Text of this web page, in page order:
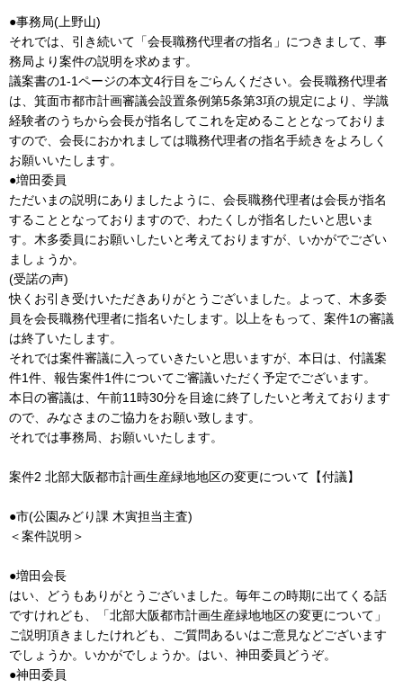
●事務局(上野山)
それでは、引き続いて「会長職務代理者の指名」につきまして、事
務局より案件の説明を求めます。
議案書の1-1ページの本文4行目をごらんください。会長職務代理者
は、箕面市都市計画審議会設置条例第5条第3項の規定により、学識
経験者のうちから会長が指名してこれを定めることとなっておりま
すので、会長におかれましては職務代理者の指名手続きをよろしく
お願いいたします。
●増田委員
ただいまの説明にありましたように、会長職務代理者は会長が指名
することとなっておりますので、わたくしが指名したいと思いま
す。木多委員にお願いしたいと考えておりますが、いかがでござい
ましょうか。
(受諾の声)
快くお引き受けいただきありがとうございました。よって、木多委
員を会長職務代理者に指名いたします。以上をもって、案件1の審議
は終了いたします。
それでは案件審議に入っていきたいと思いますが、本日は、付議案
件1件、報告案件1件についてご審議いただく予定でございます。
本日の審議は、午前11時30分を目途に終了したいと考えております
ので、みなさまのご協力をお願い致します。
それでは事務局、お願いいたします。
案件2 北部大阪都市計画生産緑地地区の変更について【付議】
●市(公園みどり課 木寅担当主査)
＜案件説明＞
●増田会長
はい、どうもありがとうございました。毎年この時期に出てくる話
ですけれども、「北部大阪都市計画生産緑地地区の変更について」
ご説明頂きましたけれども、ご質問あるいはご意見などございます
でしょうか。いかがでしょうか。はい、神田委員どうぞ。
●神田委員